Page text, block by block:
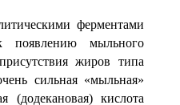
ферментами
появ­лению мыльного
жиров типа
сильная «мыльная»
(додекановая) кислота